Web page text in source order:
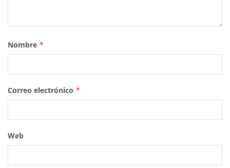
Nombre *
Correo electrónico *
Web